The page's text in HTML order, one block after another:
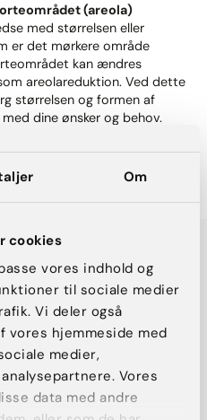
Om
cookies
vores indhold og
til sociale medier
Vi deler også
vores hjemmeside med
medier,
Vores
data med andre
(areola)
med størrelsen eller
er det mørkere område
kan ændres
areolareduktion. Ved dette
størrelsen og formen af
dine ønsker og behov.
operation eller et
brystudseende.